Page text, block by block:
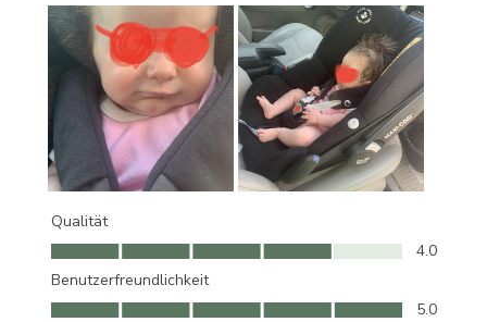
Qualität
Qualität, 4.0 von 5
4.0
Benutzerfreundlichkeit
Benutzerfreundlichkeit, 5.0 von 5
5.0